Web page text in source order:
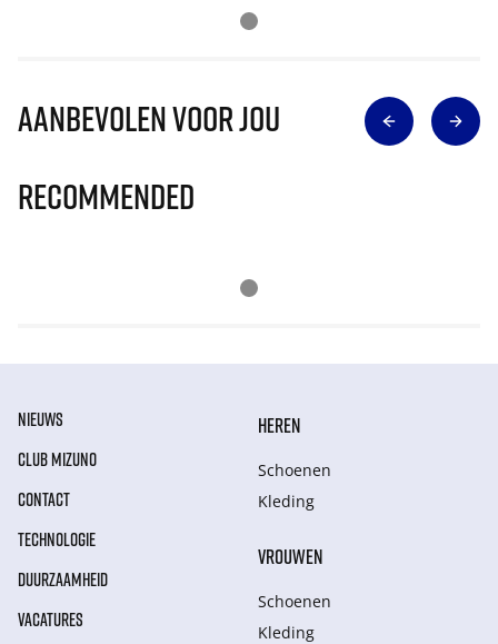
Aanbevolen voor jou
Recommended
NIEUWS
CLUB MIZUNO
CONTACT
TECHNOLOGIE
DUURZAAMHEID
VACATURES
HEREN
Schoenen
Kleding
VROUWEN
Schoenen
Kleding